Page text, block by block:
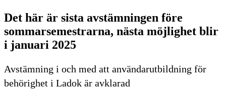
Det här är sista avstämningen före
sommarsemestrarna, nästa möjlighet blir
i januari 2025
Avstämning i och med att användarutbildning för
behörighet i Ladok är avklarad